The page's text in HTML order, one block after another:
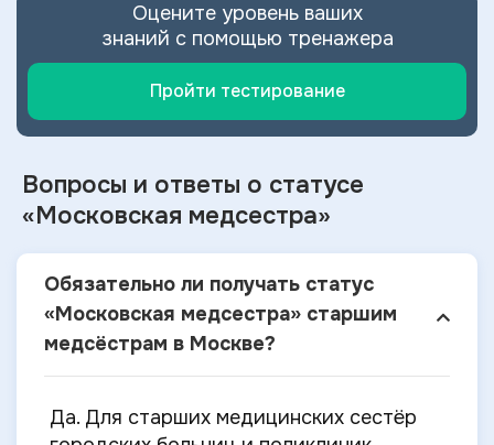
Оцените уровень ваших
знаний с помощью тренажера
Пройти тестирование
Вопросы и ответы о статусе
«Московская медсестра»
Обязательно ли получать статус
«Московская медсестра» старшим
медсёстрам в Москве?
Да. Для старших медицинских сестёр